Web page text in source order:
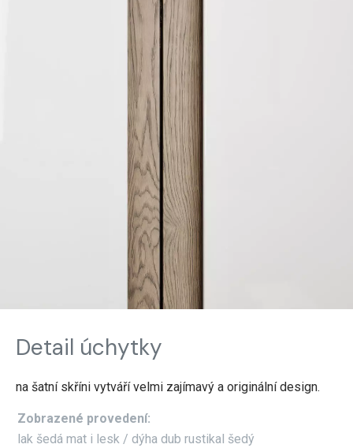
Detail úchytky
na šatní skříni vytváří velmi zajímavý a originální design.
Zobrazené provedení:
lak šedá mat i lesk / dýha dub rustikal šedý